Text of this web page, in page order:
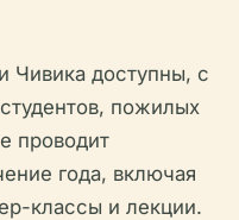
Чивика доступны, с
пожилых
проводит
года, включая
классы и лекции.